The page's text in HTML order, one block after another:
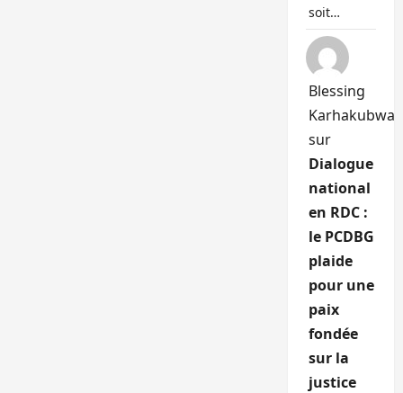
soit…
Blessing
Karhakubwa
sur
Dialogue
national
en RDC :
le PCDBG
plaide
pour une
paix
fondée
sur la
justice